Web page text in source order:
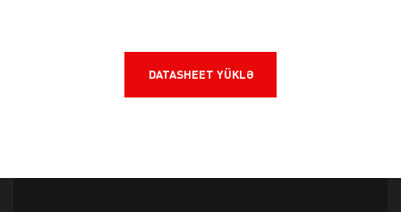
DATASHEET YÜKLƏ